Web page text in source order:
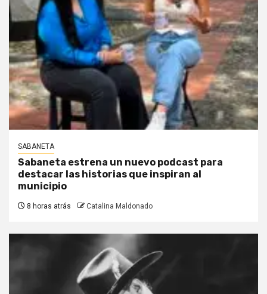
SABANETA
Sabaneta estrena un nuevo podcast para
destacar las historias que inspiran al
municipio
8 horas atrás Catalina Maldonado